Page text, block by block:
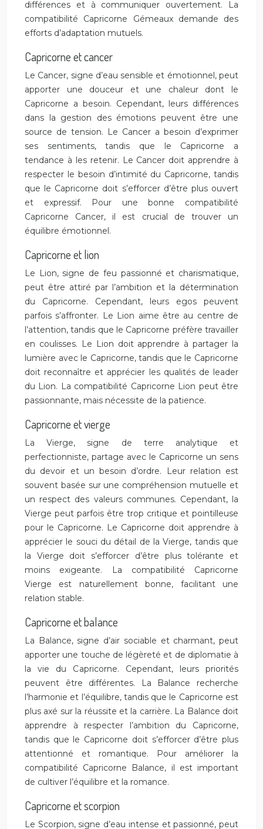
différences et à communiquer ouvertement. La
compatibilité Capricorne Gémeaux demande des
efforts d’adaptation mutuels.
Capricorne et cancer
Le Cancer, signe d’eau sensible et émotionnel, peut
apporter une douceur et une chaleur dont le
Capricorne a besoin. Cependant, leurs différences
dans la gestion des émotions peuvent être une
source de tension. Le Cancer a besoin d’exprimer
ses sentiments, tandis que le Capricorne a
tendance à les retenir. Le Cancer doit apprendre à
respecter le besoin d’intimité du Capricorne, tandis
que le Capricorne doit s’efforcer d’être plus ouvert
et expressif. Pour une bonne compatibilité
Capricorne Cancer, il est crucial de trouver un
équilibre émotionnel.
Capricorne et lion
Le Lion, signe de feu passionné et charismatique,
peut être attiré par l’ambition et la détermination
du Capricorne. Cependant, leurs egos peuvent
parfois s’affronter. Le Lion aime être au centre de
l’attention, tandis que le Capricorne préfère travailler
en coulisses. Le Lion doit apprendre à partager la
lumière avec le Capricorne, tandis que le Capricorne
doit reconnaître et apprécier les qualités de leader
du Lion. La compatibilité Capricorne Lion peut être
passionnante, mais nécessite de la patience.
Capricorne et vierge
La Vierge, signe de terre analytique et
perfectionniste, partage avec le Capricorne un sens
du devoir et un besoin d’ordre. Leur relation est
souvent basée sur une compréhension mutuelle et
un respect des valeurs communes. Cependant, la
Vierge peut parfois être trop critique et pointilleuse
pour le Capricorne. Le Capricorne doit apprendre à
apprécier le souci du détail de la Vierge, tandis que
la Vierge doit s’efforcer d’être plus tolérante et
moins exigeante. La compatibilité Capricorne
Vierge est naturellement bonne, facilitant une
relation stable.
Capricorne et balance
La Balance, signe d’air sociable et charmant, peut
apporter une touche de légèreté et de diplomatie à
la vie du Capricorne. Cependant, leurs priorités
peuvent être différentes. La Balance recherche
l’harmonie et l’équilibre, tandis que le Capricorne est
plus axé sur la réussite et la carrière. La Balance doit
apprendre à respecter l’ambition du Capricorne,
tandis que le Capricorne doit s’efforcer d’être plus
attentionné et romantique. Pour améliorer la
compatibilité Capricorne Balance, il est important
de cultiver l’équilibre et la romance.
Capricorne et scorpion
Le Scorpion, signe d’eau intense et passionné, peut